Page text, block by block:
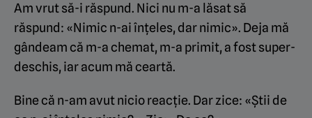
Am vrut să-i răspund. Nici nu m-a lăsat să
răspund: «Nimic n-ai înțeles, dar nimic». Deja mă
gândeam că m-a chemat, m-a primit, a fost super-
deschis, iar acum mă ceartă.
Bine că n-am avut nicio reacție. Dar zice: «Știi de